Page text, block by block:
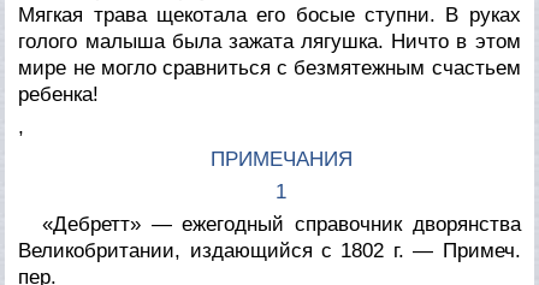
Мягкая трава щекотала его босые ступни. В руках
голого малыша была зажата лягушка. Ничто в этом
мире не могло сравниться с безмятежным счастьем
ребенка!
,
ПРИМЕЧАНИЯ
1
«Дебретт» — ежегодный справочник дворянства
Великобритании, издающийся с 1802 г. — Примеч.
пер.